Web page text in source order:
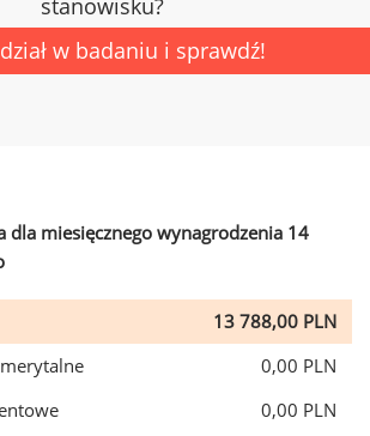
stanowisku?
w badaniu i sprawdź!
dla miesięcznego wynagrodzenia 14
13 788,00 PLN
0,00 PLN
0,00 PLN